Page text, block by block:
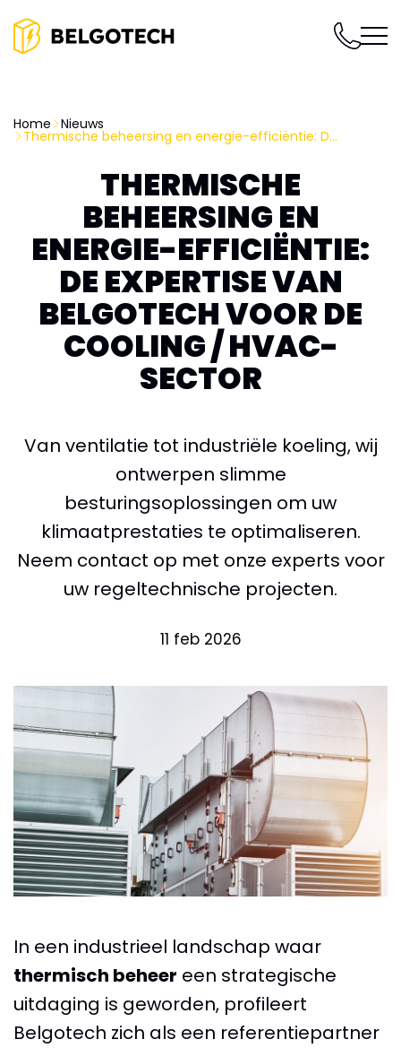
Home Nieuws
Thermische beheersing en energie-efficiëntie: D...
THERMISCHE
BEHEERSING EN
ENERGIE-EFFICIËNTIE:
DE EXPERTISE VAN
BELGOTECH VOOR DE
COOLING / HVAC-
SECTOR
Van ventilatie tot industriële koeling, wij
ontwerpen slimme
besturingsoplossingen om uw
klimaatprestaties te optimaliseren.
Neem contact op met onze experts voor
uw regeltechnische projecten.
11 feb 2026
In een industrieel landschap waar
thermisch beheer een strategische
uitdaging is geworden, profileert
Belgotech zich als een referentiepartner